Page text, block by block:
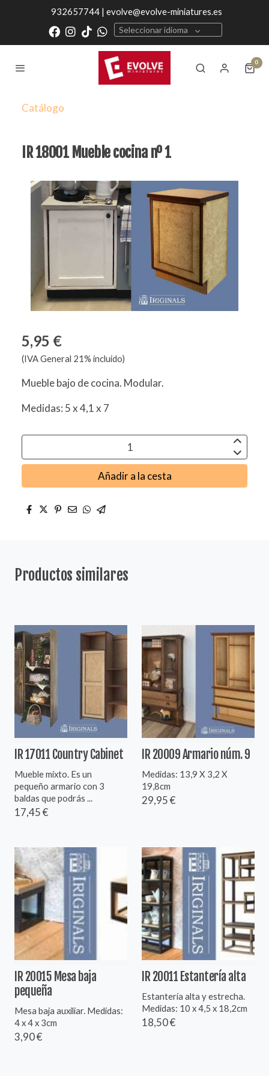
932657744 | evolve@evolve-miniatures.es
Seleccionar idioma
0
Catálogo
IR 18001 Mueble cocina nº 1
5,95 €
(IVA General 21% incluido)
Mueble bajo de cocina. Modular.
Medidas: 5 x 4,1 x 7
Añadir a la cesta
Productos similares
IR 17011 Country Cabinet
Mueble mixto. Es un
pequeño armario con 3
baldas que podrás ...
17,45 €
IR 20009 Armario núm. 9
Medidas: 13,9 X 3,2 X
19,8cm
29,95 €
IR 20015 Mesa baja
pequeña
Mesa baja auxiliar. Medidas:
4 x 4 x 3cm
3,90 €
IR 20011 Estantería alta
Estantería alta y estrecha.
Medidas: 10 x 4,5 x 18,2cm
18,50 €